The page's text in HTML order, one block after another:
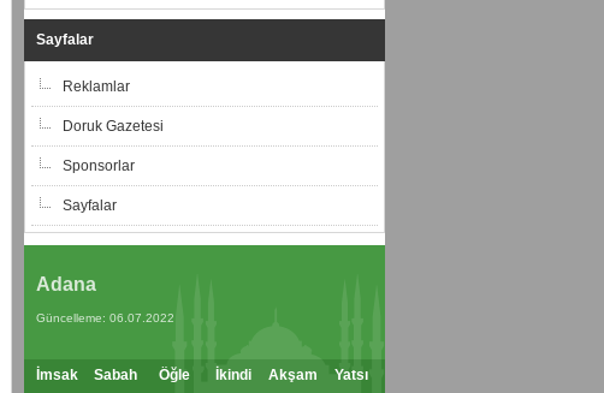
Sayfalar
Reklamlar
Doruk Gazetesi
Sponsorlar
Sayfalar
Adana
Güncelleme: 06.07.2022
İmsak Sabah Öğle İkindi Akşam Yatsı